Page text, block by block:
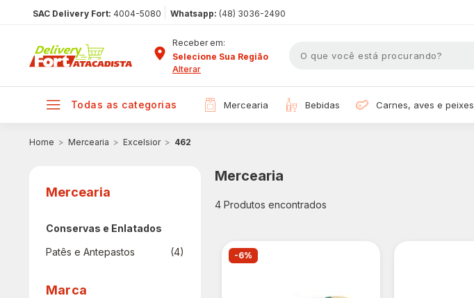
SAC Delivery Fort: 4004-5080 Whatsapp: (48) 3036-2490
Receber em:
Selecione Sua Região
Alterar
todas as categorias mercearia bebidas carnes, aves e peixes
Mercearia Excelsior 462
Mercearia
Conservas e Enlatados
Patês e Antepastos
(4)
Marca
Mercearia
4Produtos encontrados
-6%